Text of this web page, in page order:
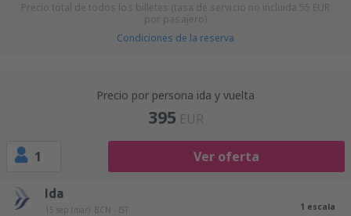
Precio total de todos los billetes (tasa de servicio no incluida 55 EUR
por pasajero)
Condiciones de la reserva
Precio por persona ida y vuelta
395 EUR
1 Ver oferta
Ida
15 sep (mar) BCN - IST 1 escala